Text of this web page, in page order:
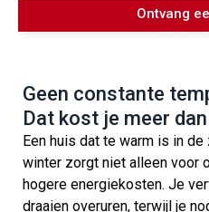
Ontvang
Geen constante
Dat kost je meer
Een huis dat te warm is in
winter zorgt niet alleen voor
hogere energiekosten. Je
draaien overuren, terwijl je